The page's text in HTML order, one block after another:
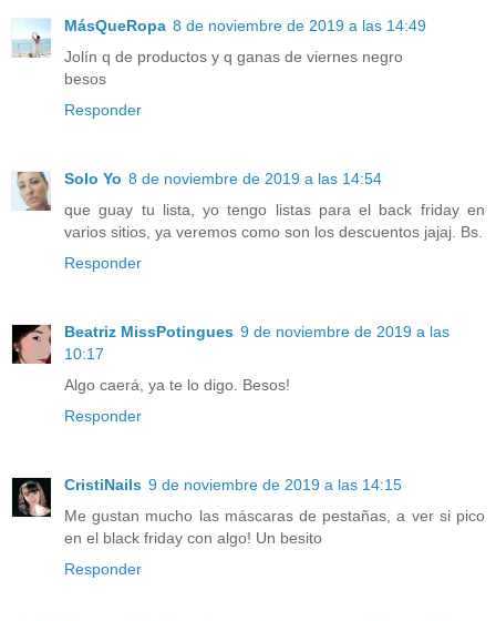
MásQueRopa 8 de noviembre de 2019 a las 14:49
Jolín q de productos y q ganas de viernes negro
besos
Responder
Solo Yo 8 de noviembre de 2019 a las 14:54
que guay tu lista, yo tengo listas para el back friday en
varios sitios, ya veremos como son los descuentos jajaj. Bs.
Responder
Beatriz MissPotingues 9 de noviembre de 2019 a las
10:17
Algo caerá, ya te lo digo. Besos!
Responder
CristiNails 9 de noviembre de 2019 a las 14:15
Me gustan mucho las máscaras de pestañas, a ver si pico
en el black friday con algo! Un besito
Responder